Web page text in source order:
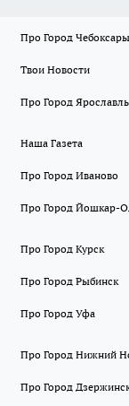
Про Город Чебоксары
Твои Новости
Про Город Ярославль
Наша Газета
Про Город Иваново
Про Город Йошкар-
Про Город Курск
Про Город Рыбинск
Про Город Уфа
Про Город Нижний
Про Город